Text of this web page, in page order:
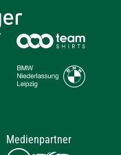
Medienpartner